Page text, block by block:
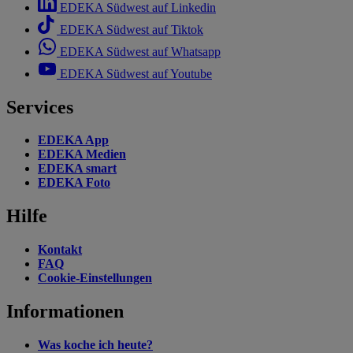
EDEKA Südwest auf Linkedin
EDEKA Südwest auf Tiktok
EDEKA Südwest auf Whatsapp
EDEKA Südwest auf Youtube
Services
EDEKA App
EDEKA Medien
EDEKA smart
EDEKA Foto
Hilfe
Kontakt
FAQ
Cookie-Einstellungen
Informationen
Was koche ich heute?